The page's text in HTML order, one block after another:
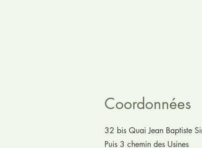
Coordonnées
32 bis Quai Jean Baptiste
Puis 3 chemin des Usines